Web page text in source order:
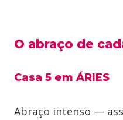
O abraço de
Casa 5 em ÁRIES
Abraço intenso —